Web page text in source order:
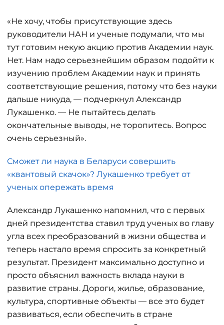
«Не хочу, чтобы присутствующие здесь
руководители НАН и ученые подумали, что мы
тут готовим некую акцию против Академии наук.
Нет. Нам надо серьезнейшим образом подойти к
изучению проблем Академии наук и принять
соответствующие решения, потому что без науки
дальше никуда, — подчеркнул Александр
Лукашенко. — Не пытайтесь делать
окончательные выводы, не торопитесь. Вопрос
очень серьезный».
Сможет ли наука в Беларуси совершить
«квантовый скачок»? Лукашенко требует от
ученых опережать время
Александр Лукашенко напомнил, что с первых
дней президентства ставил труд ученых во главу
угла всех преобразований в жизни общества и
теперь настало время спросить за конкретный
результат. Президент максимально доступно и
просто объяснил важность вклада науки в
развитие страны. Дороги, жилье, образование,
культура, спортивные объекты — все это будет
развиваться, если обеспечить в стране